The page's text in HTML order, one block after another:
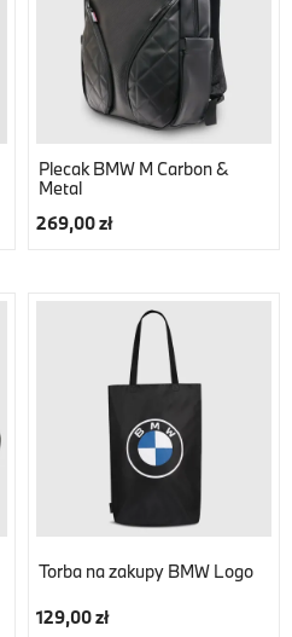
Plecak BMW M Carbon &
Metal
269,00 zł
Torba na zakupy BMW Logo
129,00 zł